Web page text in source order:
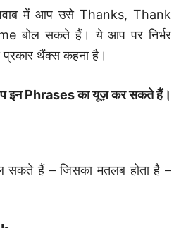
में आप उसे Thanks, Thank
बोल सकते हैं। ये आप पर निर्भर
प्रकार थैंक्स कहना है।
इन Phrases का यूज़ कर सकते हैं।
हैं – जिसका मतलब होता है –